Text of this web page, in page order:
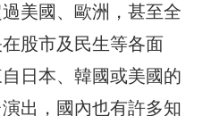
美國、歐洲，甚至全
股市及民生等各面
日本、韓國或美國的
出，國內也有許多知